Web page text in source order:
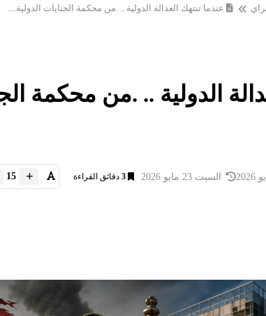
عندما تنتهك العدالة الدولية .. .من محكمة الجنايات الدولية....
الدولية .. .من محكمة
السبت 23 مايو 2026 3 دقائق القراءة 15